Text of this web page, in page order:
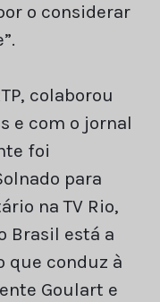
o considerar
colaborou
e com o jornal
foi
para
na TV Rio,
Brasil está a
que conduz à
Goulart e